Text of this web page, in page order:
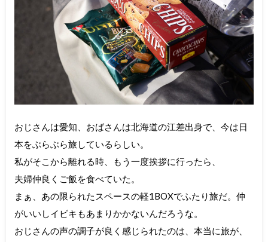
おじさんは愛知、おばさんは北海道の江差出身で、今は日
本をぶらぶら旅しているらしい。
私がそこから離れる時、もう一度挨拶に行ったら、
夫婦仲良くご飯を食べていた。
まぁ、あの限られたスペースの軽1BOXでふたり旅だ。仲
がいいしイビキもあまりかかないんだろうな。
おじさんの声の調子が良く感じられたのは、本当に旅が、